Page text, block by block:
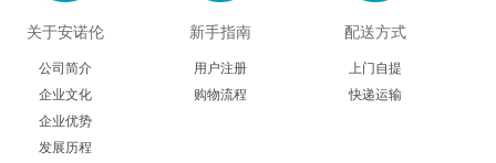
关于安诺伦
公司简介
企业文化
企业优势
发展历程
新手指南
用户注册
购物流程
配送方式
上门自提
快递运输